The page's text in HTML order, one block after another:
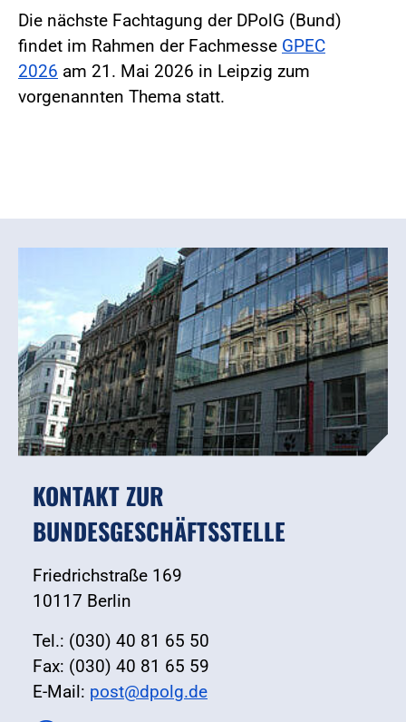
Die nächste Fachtagung der DPolG (Bund)
findet im Rahmen der Fachmesse GPEC
2026 am 21. Mai 2026 in Leipzig zum
vorgenannten Thema statt.
KONTAKT ZUR
BUNDESGESCHÄFTSSTELLE
Friedrichstraße 169
10117 Berlin
Tel.: (030) 40 81 65 50
Fax: (030) 40 81 65 59
E-Mail: post@dpolg.de